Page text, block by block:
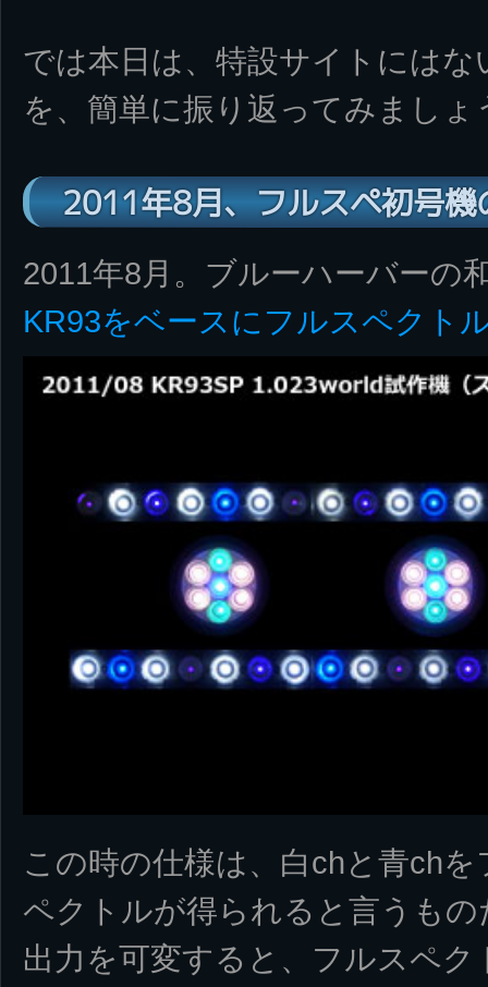
では本日は、特設サイトには
を、簡単に振り返ってみましょ
2011年8月、フルスペ初号機
2011年8月。ブルーハーバーの
KR93をベースにフルスペクト
この時の仕様は、白chと青ch
ペクトルが得られると言うも
出力を可変すると、フルスペ